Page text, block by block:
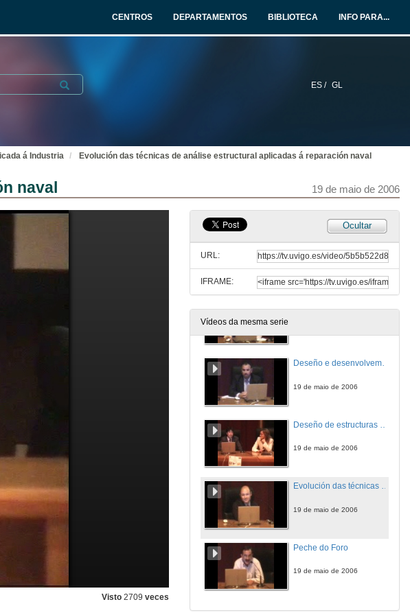
CENTROS DEPARTAMENTOS BIBLIOTECA INFO PARA...
ES / GL
Submit
á Industria Evolución das técnicas de análise estructural aplicadas á reparación naval
naval 19 de maio de 2006
Visto 2709 veces
Ocultar
URL:
IFRAME:
Vídeos da mesma serie
19 de maio de 2006
19 de maio de 2006
Deseño e desenvolvemento de compoñentes alveolares para automoción
19 de maio de 2006
19 de maio de 2006
Evolución das técnicas de análise estructural aplicadas á reparación naval
19 de maio de 2006
Peche do Foro
19 de maio de 2006